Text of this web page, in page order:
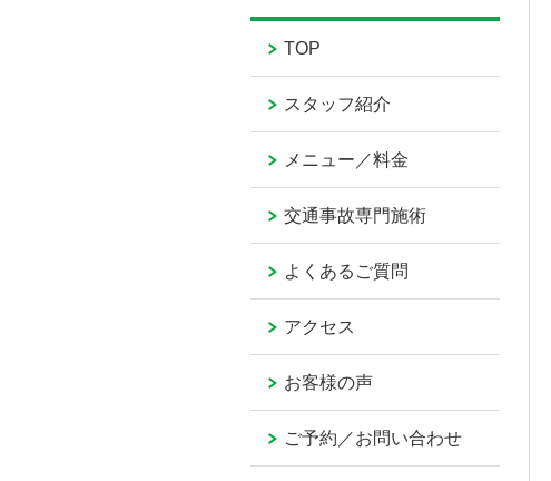
TOP
スタッフ紹介
メニュー／料金
交通事故専門施術
よくあるご質問
アクセス
お客様の声
ご予約／お問い合わせ